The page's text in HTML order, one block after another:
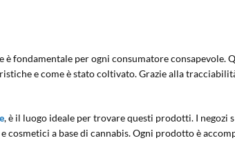
fondamentale per ogni consumatore consapevole.
e come è stato coltivato. Grazie alla
, è il luogo ideale per trovare questi prodotti. I negozi
a base di cannabis. Ogni prodotto è